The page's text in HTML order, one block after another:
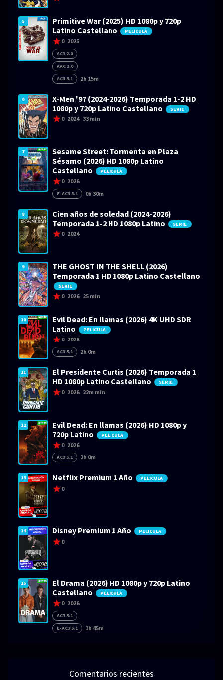
5
Primitive War (2025) HD 1080p y 720p
Latino Castellano
PELICULA
0 2025
AC3 2.0
AAC 2.0
AC3 5.1
2h 15m
6
X-Men '97 (2024-2026) Temporada 1-2 HD
1080p y 720p Latino Castellano
SERIE
0 2024 33 min
7
Sesame Street: Tormenta en Plaza
Sésamo (2026) HD 1080p Latino
Castellano
PELICULA
0 2026
E-AC3 5.1 0h 30m
8
Cien años de soledad (2024-2026)
Temporada 1-2 HD 1080p Latino
SERIE
0 2024
9
THE GHOST IN THE SHELL (2026)
Temporada 1 HD 1080p Latino Castellano
SERIE
0 2026 25 min
10
Evil Dead: En llamas (2026) 4K UHD SDR
Latino
PELICULA
0 2026
AC3 5.1 2h 0m
11
El Presidente Curtis (2026) Temporada 1
HD 1080p Latino Castellano
SERIE
0 2026 22m min
12
Evil Dead: En llamas (2026) HD 1080p y
720p Latino
PELICULA
0 2026
AC3 5.1 2h 0m
13 Netflix Premium 1 Año PELICULA
0
14 Disney Premium 1 Año PELICULA
0
15
El Drama (2026) HD 1080p y 720p Latino
Castellano
PELICULA
0 2026
AC3 5.1
E-AC3 5.1
1h 45m
Comentarios recientes